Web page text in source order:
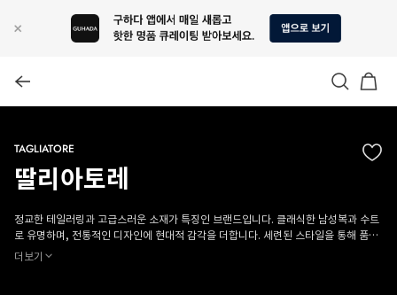
TAGLIATORE
딸리아토레
정교한 테일러링과 고급스러운 소재가 특징인 브랜드입니다. 클래식한 남성복과 수트
로 유명하며, 전통적인 디자인에 현대적 감각을 더합니다. 세련된 스타일을 통해 품격
있는 룩을 완성할 수 있습니다. 매 시즌 다양한 컬렉션을 통해 우아함을 제안합니다.
더보기